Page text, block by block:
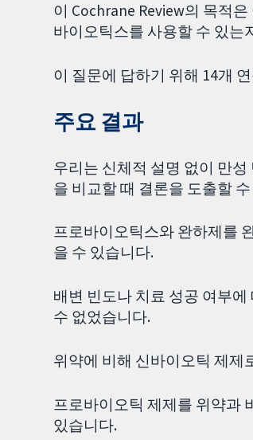
이 Cochrane Review의 목적
바이오틱스를 사용할 수 있는
이 질문에 답하기 위해 14개
주요 결과
우리는 신체적 설명 없이 만
을 비교할 때 결론을 도출할
프로바이오틱스와 완하제를
을 수 있습니다.
배변 빈도나 치료 성공 여부
수 없었습니다.
위약에 비해 신바이오틱 제제
프로바이오틱 제제를 위약과
있습니다.